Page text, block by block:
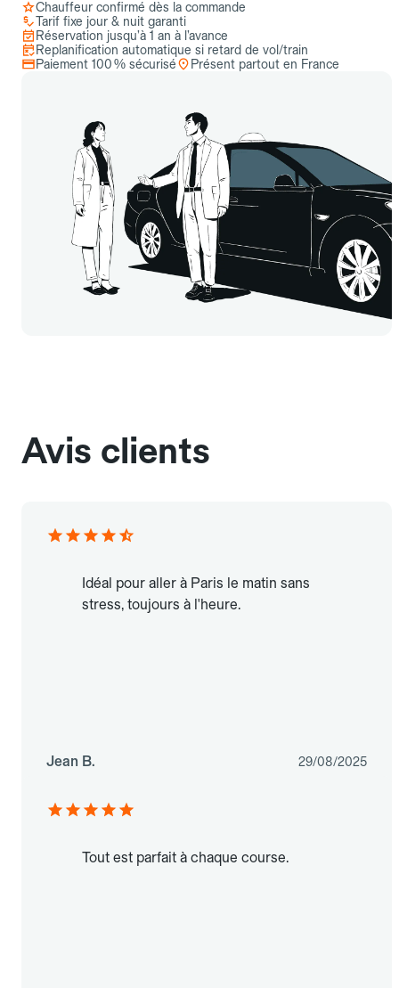
Chauffeur confirmé dès la commande
Tarif fixe jour & nuit garanti
Réservation jusqu’à 1 an à l’avance
Replanification automatique si retard de vol/train
Paiement 100 % sécurisé
Présent partout en France
Avis clients
Idéal pour aller à Paris le matin sans
stress, toujours à l'heure.
Jean B. 29/08/2025
Tout est parfait à chaque course.